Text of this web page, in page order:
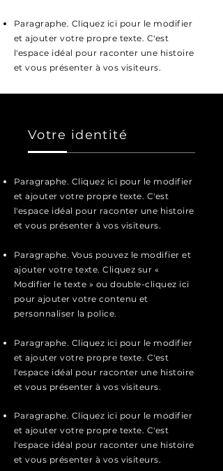
Votre identité
Paragraphe. Cliquez ici pour le modifier
et ajouter votre propre texte. C'est
l'espace idéal pour raconter une histoire
et vous présenter à vos visiteurs.
Paragraphe. Vous pouvez le modifier et
ajouter votre texte. Cliquez sur «
Modifier le texte » ou double-cliquez ici
pour ajouter votre contenu et
personnaliser la police.
Paragraphe. Cliquez ici pour le modifier
et ajouter votre propre texte. C'est
l'espace idéal pour raconter une histoire
et vous présenter à vos visiteurs.
Paragraphe. Cliquez ici pour le modifier
et ajouter votre propre texte. C'est
l'espace idéal pour raconter une histoire
et vous présenter à vos visiteurs.
Paragraphe. Cliquez ici pour le modifier
et ajouter votre propre texte. C'est
l'espace idéal pour raconter une histoire
et vous présenter à vos visiteurs.